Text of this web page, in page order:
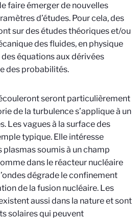
faire émerger de nouvelles
d’études. Pour cela, des
sur des études théoriques et/ou
des fluides, en physique
équations aux dérivées
des probabilités.
seront particulièrement
de la turbulence s’applique à un
Les vagues à la surface des
typique. Elle intéresse
plasmas soumis à un champ
dans le réacteur nucléaire
dégrade le confinement
de la fusion nucléaire. Les
aussi dans la nature et sont
solaires qui peuvent